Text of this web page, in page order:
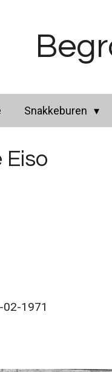
Snakkeburen
Eiso
1971